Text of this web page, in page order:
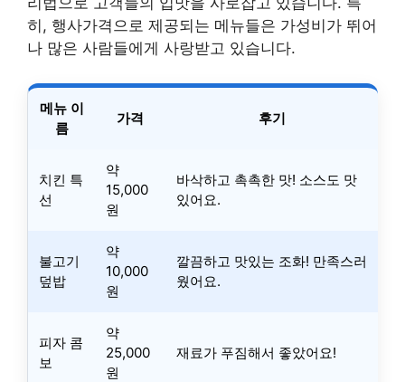
히, 행사가격으로 제공되는 메뉴들은 가성비가 뛰어
나 많은 사람들에게 사랑받고 있습니다.
메뉴 이
름
가격 후기
치킨 특
선
약
15,000
원
바삭하고 촉촉한 맛! 소스도 맛
있어요.
불고기
덮밥
약
10,000
원
깔끔하고 맛있는 조화! 만족스러
웠어요.
피자 콤
보
약
25,000
원
재료가 푸짐해서 좋았어요!